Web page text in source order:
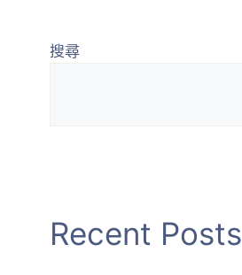
搜尋
Recent Posts